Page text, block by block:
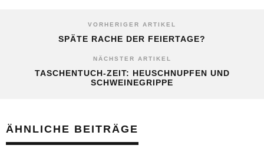
VORHERIGER ARTIKEL
SPÄTE RACHE DER FEIERTAGE?
NÄCHSTER ARTIKEL
TASCHENTUCH-ZEIT: HEUSCHNUPFEN UND
SCHWEINEGRIPPE
ÄHNLICHE BEITRÄGE